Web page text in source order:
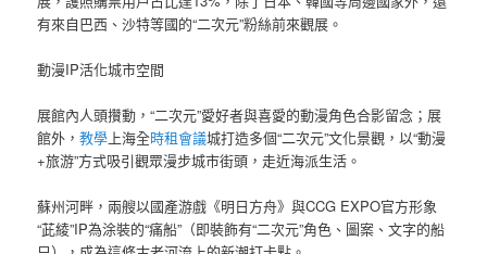
有來自巴西、沙特等國的“二次元”粉絲前來觀展。
動漫IP活化城市空間
展館內人頭攢動，“二次元”愛好者與喜愛的動漫角色合影留念；展
館外，教學 上海全時租會議城打造多個“二次元”文化景觀，以“動漫
+旅游”方式吸引觀眾漫步城市街頭，走近海派生活。
蘇州河畔，兩艘以國產游戲《明日方舟》與CCG EXPO官方形象
“茈綾”IP為涂裝的“痛船”（即裝飾有“二次元”角色、圖案、文字的船